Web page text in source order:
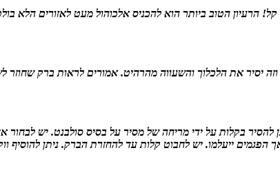
הטוב ביותר הוא להכניס אלכוהול מעט לאזורים הלא
יסיר את הלכלוך והשעווה מהרהיט. אמורים לראות ברק
בקלות על ידי מריחה של מסיר על בסיס סולבנט. יש
ייעלמו. יש לחבוט קלות עד להחזרת הברק. ניתן להוסיף